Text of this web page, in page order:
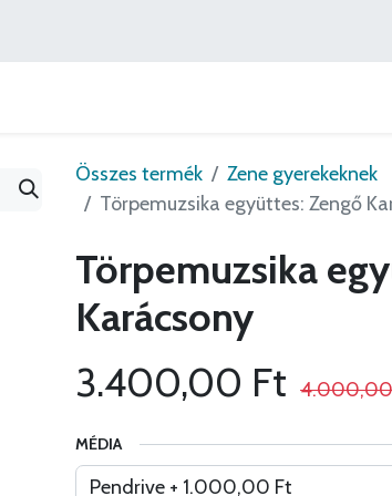
Összes termék
Zene gyerekeknek
Törpemuzsika együttes: Zengő
Törpemuzsika
Karácsony
3.400,00 Ft 4.000,00
MÉDIA